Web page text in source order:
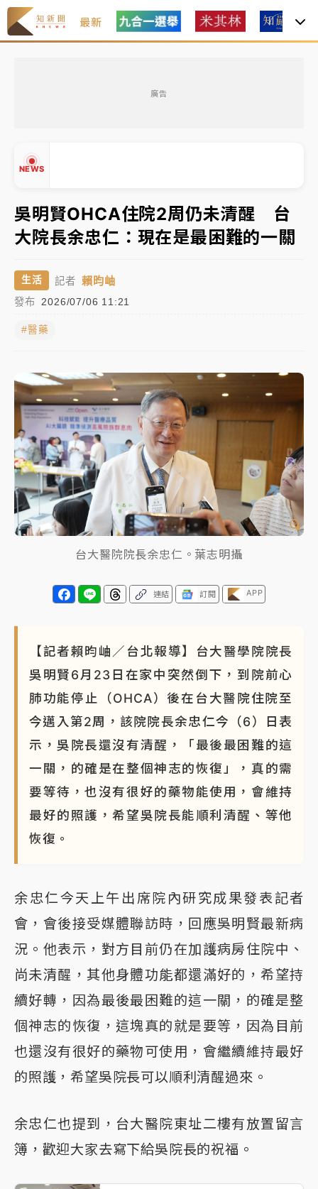
最新
廣告
NEWS
處置制度大變革！ 證交所今起縮短股票「關禁閉」天
數與撮合時間
才續任就飛美國大學面試 清大校長高為元致歉：機會
到來時引起我的好奇
白海豚颱風解除海警 西南風來了！4縣市大雨特報、各
分析｜
標？ 鴻海本週法說法人關注的四大重點
中租控股7月營收創今年新高 前7月獲利成長6%
獨家｜ 和欣客運總裁逝世！少東涉洗錢遭收押 戴手銬
腳鐐提前奔靈堂畫面曝
處置制度大變革！ 證交所今起縮短股票「關禁閉」天
數與撮合時間
才續任就飛美國大學面試 清大校長高為元致歉：機會
到來時引起我的好奇
地午後雷雨
NBA｜ 傳奇名帥驚傳離世！曾以「瘋狂籃球」震撼聯
盟 兩大愛徒向他致
吳明賢OHCA住院2周仍未清醒 台
大院長余忠仁：現在是最困難的一關
生活 記者 賴昀岫
發布 2026/07/06 11:21
#醫藥
台大醫院院長余忠仁。葉志明攝
連結 訂閱 APP
【記者賴昀岫／台北報導】台大醫學院院長
吳明賢6月23日在家中突然倒下，到院前心
肺功能停止（OHCA）後在台大醫院住院至
今邁入第2周，該院院長余忠仁今（6）日表
示，吳院長還沒有清醒，「最後最困難的這
一關，的確是在整個神志的恢復」，真的需
要等待，也沒有很好的藥物能使用，會維持
最好的照護，希望吳院長能順利清醒、等他
恢復。
余忠仁今天上午出席院內研究成果發表記者
會，會後接受媒體聯訪時，回應吳明賢最新病
況。他表示，對方目前仍在加護病房住院中、
尚未清醒，其他身體功能都還滿好的，希望持
續好轉，因為最後最困難的這一關，的確是整
個神志的恢復，這塊真的就是要等，因為目前
也還沒有很好的藥物可使用，會繼續維持最好
的照護，希望吳院長可以順利清醒過來。
余忠仁也提到，台大醫院東址二樓有放置留言
簿，歡迎大家去寫下給吳院長的祝福。